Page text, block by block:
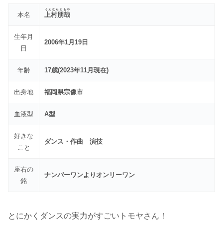
本名 上村朋哉
うえむらともや
生年月
日
2006年1月19日
年齢 17歳(2023年11月現在)
出身地 福岡県宗像市
血液型 A型
好きな
こと
ダンス・作曲 演技
座右の
銘
ナンバーワンよりオンリーワン
とにかくダンスの実力がすごいトモヤさん！